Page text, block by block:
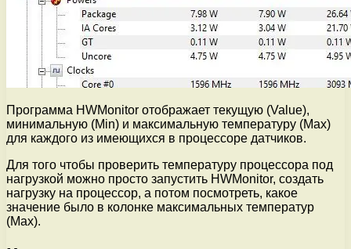
Программа HWMonitor отображает текущую (Value),
минимальную (Min) и максимальную температуру (Max)
для каждого из имеющихся в процессоре датчиков.
Для того чтобы проверить температуру процессора под
нагрузкой можно просто запустить HWMonitor, создать
нагрузку на процессор, а потом посмотреть, какое
значение было в колонке максимальных температур
(Max).